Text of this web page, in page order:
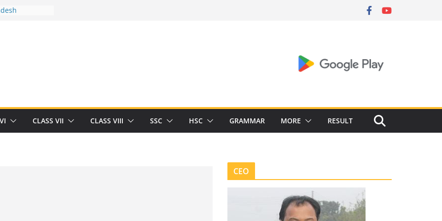
you and
of
Herrick
CLASS VII CLASS VIII SSC HSC GRAMMAR MORE RESULT
current-opinion-in-sports-medicine
CEO